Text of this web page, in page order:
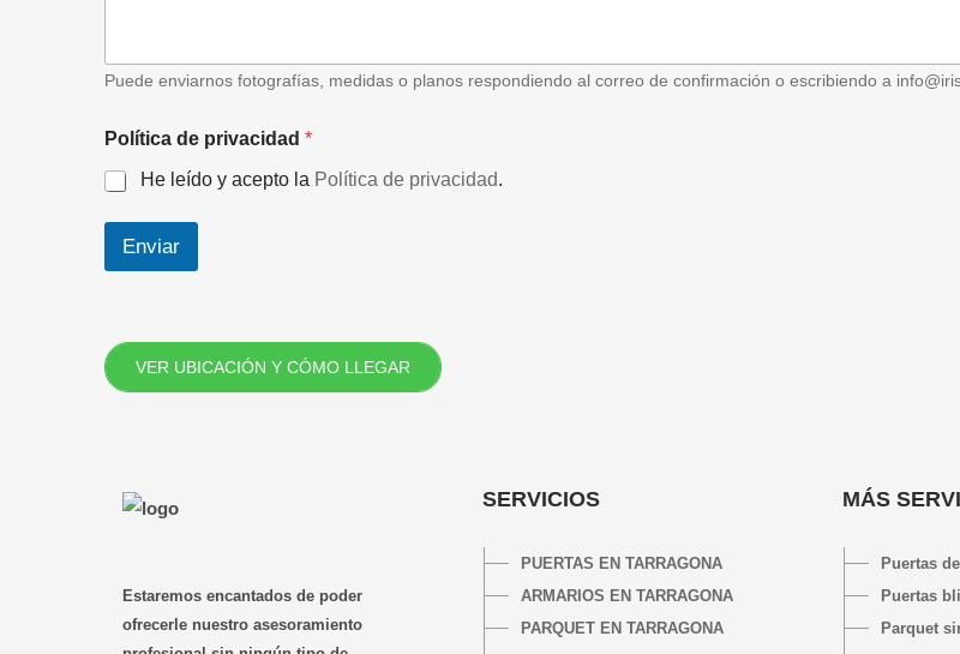
Puede enviarnos fotografías, medidas o planos respondiendo al correo de confirmación o escribiendo a
o
n
t
l
e
c
Política de privacidad *
He leído y acepto la Política de privacidad.
Enviar
VER UBICACIÓN Y CÓMO LLEGAR
Estaremos encantados de poder
ofrecerle nuestro asesoramiento
SERVICIOS
PUERTAS EN TARRAGONA
ARMARIOS EN TARRAGONA
PARQUET EN TARRAGONA
MÁS
Puertas
Puertas
Parquet